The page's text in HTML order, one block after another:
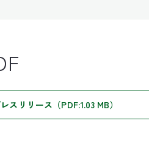
スリリース（PDF:1.03 MB）